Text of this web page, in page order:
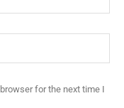
for the next time I